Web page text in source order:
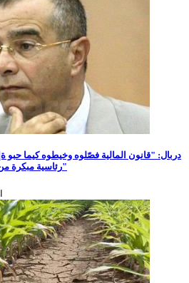
دربال: "قانون المالية فصّلوه وخيطوه كيما حبو
رئاسية مبكرة من بين أهم الحلول للأزمة السياسية"